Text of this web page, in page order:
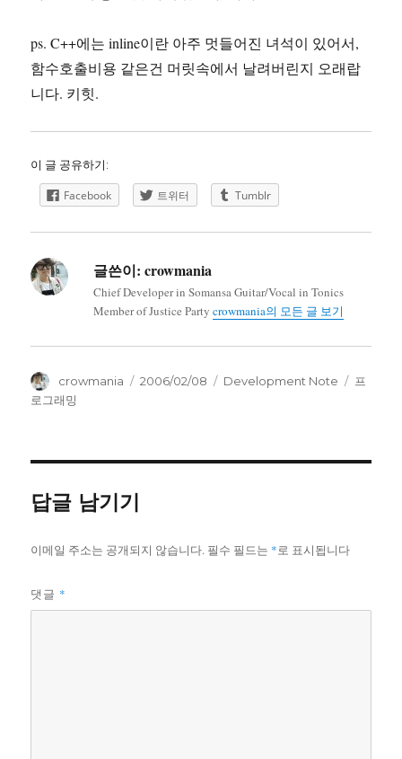
ps. C++에는 inline이란 아주 멋들어진 녀석이 있어서,
함수호출비용 같은건 머릿속에서 날려버린지 오래랍
니다. 키힛.
이 글 공유하기:
Facebook 트위터 Tumblr
글쓴이: crowmania
Chief Developer in Somansa Guitar/Vocal in Tonics
Member of Justice Partycrowmania의 모든 글 보기
글
쓴
crowmania
작
2006/02/08
카
Development Note
태
프
로그래밍
답글 남기기
이메일 주소는 공개되지 않습니다. 필수 필드는 *로 표시됩니다
댓글 *